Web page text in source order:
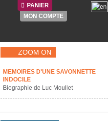
PANIER
MON COMPTE
ZOOM ON
MEMOIRES D'UNE SAVONNETTE
INDOCILE
Biographie de Luc Moullet